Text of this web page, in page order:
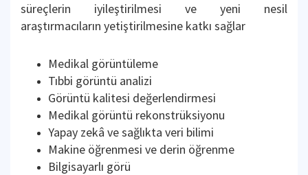
süreçlerin iyileştirilmesi ve yeni nesil
araştırmacıların yetiştirilmesine katkı sağlar
Medikal görüntüleme
Tıbbi görüntü analizi
Görüntü kalitesi değerlendirmesi
Medikal görüntü rekonstrüksiyonu
Yapay zekâ ve sağlıkta veri bilimi
Makine öğrenmesi ve derin öğrenme
Bilgisayarlı görü